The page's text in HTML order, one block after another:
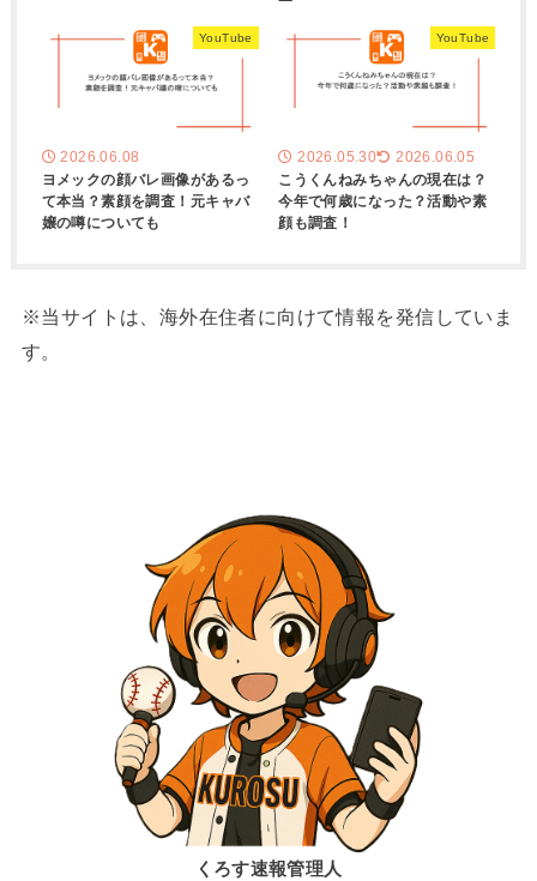
YouTube
2026.06.08
ヨメックの顔バレ画像があるっ
て本当？素顔を調査！元キャバ
嬢の噂についても
YouTube
2026.05.30 2026.06.05
こうくんねみちゃんの現在は？
今年で何歳になった？活動や素
顔も調査！
※当サイトは、海外在住者に向けて情報を発信していま
す。
くろす速報管理人